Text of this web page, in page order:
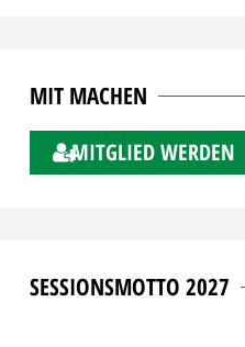
MIT MACHEN
MITGLIED WERDEN
SESSIONSMOTTO 2027